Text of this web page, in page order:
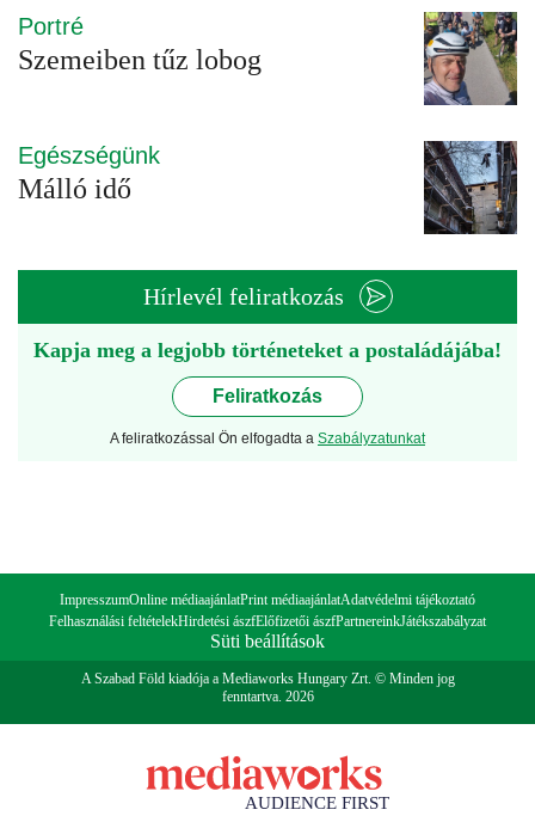
Portré
Szemeiben tűz lobog
Egészségünk
Málló idő
Hírlevél feliratkozás
Kapja meg a legjobb történeteket a postaládájába!
Feliratkozás
A feliratkozással Ön elfogadta a Szabályzatunkat
ImpresszumOnline médiaajánlatPrint médiaajánlatAdatvédelmi tájékoztató
Felhasználási feltételekHirdetési ászfElőfizetői ászfPartnereinkJátékszabályzat
Süti beállítások
A Szabad Föld kiadója a Mediaworks Hungary Zrt. © Minden jog
fenntartva. 2026